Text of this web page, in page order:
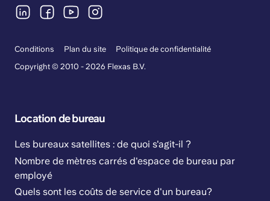
Conditions Plan du site
Politique de confidentialité
Copyright © 2010 - 2026 Flexas B.V.
Location de bureau
Les bureaux satellites : de quoi s'agit-il ?
Nombre de mètres carrés d'espace de bureau par
employé
Quels sont les coûts de service d'un bureau?